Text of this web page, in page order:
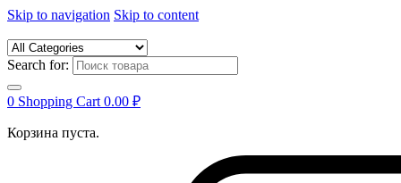
Skip to navigation Skip to content
Search for:
0 Shopping Cart 0.00 ₽
Корзина пуста.